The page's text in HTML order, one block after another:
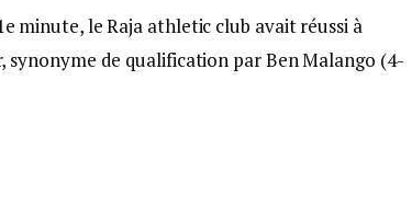
minute, le Raja athletic club avait réussi à
de qualification par Ben Malango (4-